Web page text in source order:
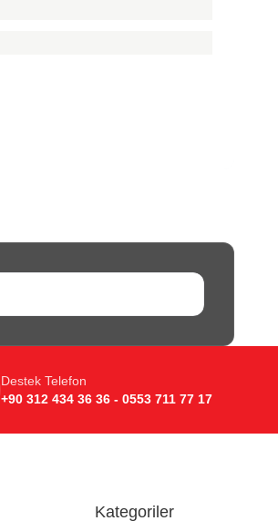
Destek Telefon
+90 312 434 36 36 - 0553 711 77 17
Kategoriler